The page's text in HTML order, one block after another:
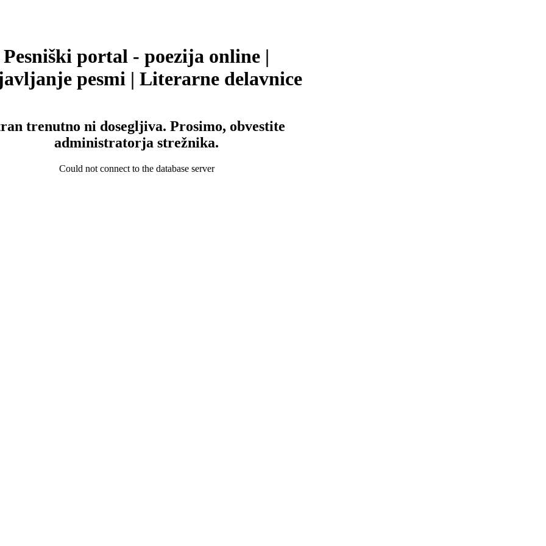
Pesniški portal - poezija online |
pesmi | Literarne delavnice
trenutno ni dosegljiva. Prosimo, obvestite
administratorja strežnika.
Could not connect to the database server